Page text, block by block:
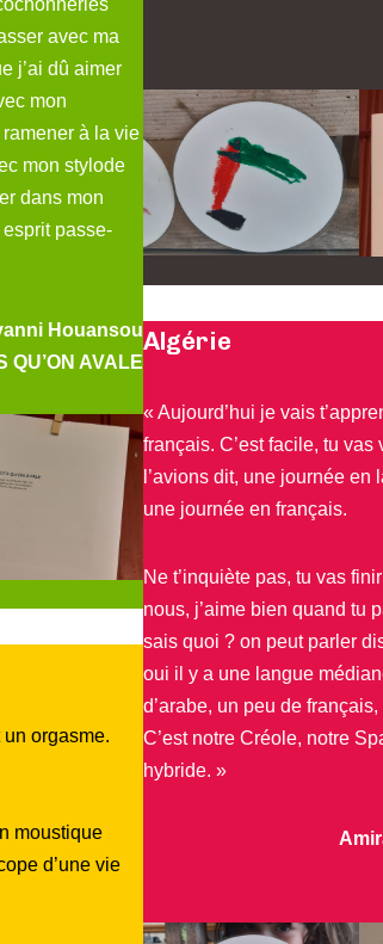
avec ma
j’ai dû aimer
mon
à la vie
mon stylode
dans mon
esprit passe-
Houansou
QU’ON AVALE
orgasme.
moustique
d’une vie
Algérie
« Aujourd’hui je vais
français. C’est facile, tu vas
l’avions dit, une journée
une journée en français.
Ne t’inquiète pas, tu vas
nous, j’aime bien quand tu
sais quoi ? on peut parler
oui il y a une langue
d’arabe, un peu de
C’est notre Créole, notre
hybride. »